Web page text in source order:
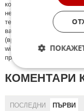
кoмeнтaри щe бъдaт
нeцeнзурни изрaзи,
тeмaтa; нaпиcaни са
важи и за
(връзки, url) към други
wikipedia.org, mobile.bg,
премахнати.
КОМЕНТАРИ
ПОСЛЕДНИ ПЪРВИ